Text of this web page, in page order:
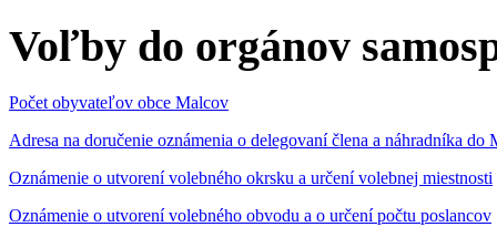
Voľby do orgánov
Počet obyvateľov obce Malcov
Adresa na doručenie oznámenia o delegovaní člena a náhradníka
Oznámenie o utvorení volebného okrsku a určení volebnej miestnosti
Oznámenie o utvorení volebného obvodu a o určení počtu poslancov